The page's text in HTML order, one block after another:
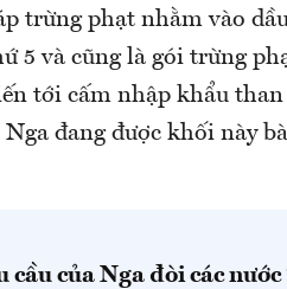
trừng phạt nhằm vào
5 và cũng là gói trừng
tới cấm nhập khẩu
đang được khối này
cầu của Nga đòi các